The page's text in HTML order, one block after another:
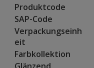
Produktcode
SAP-Code
Verpackungseinh
eit
Farbkollektion